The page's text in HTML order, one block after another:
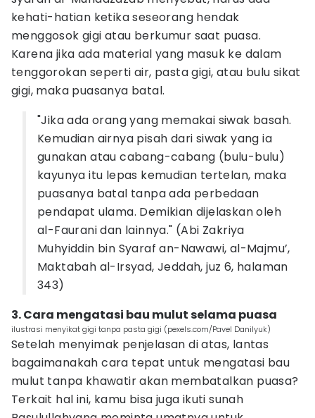
kehati-hatian ketika seseorang hendak
menggosok gigi atau berkumur saat puasa.
Karena jika ada material yang masuk ke dalam
tenggorokan seperti air, pasta gigi, atau bulu sikat
gigi, maka puasanya batal.
"Jika ada orang yang memakai siwak basah.
Kemudian airnya pisah dari siwak yang ia
gunakan atau cabang-cabang (bulu-bulu)
kayunya itu lepas kemudian tertelan, maka
puasanya batal tanpa ada perbedaan
pendapat ulama. Demikian dijelaskan oleh
al-Faurani dan lainnya." (Abi Zakriya
Muhyiddin bin Syaraf an-Nawawi, al-Majmu’,
Maktabah al-Irsyad, Jeddah, juz 6, halaman
343)
3. Cara mengatasi bau mulut selama puasa
ilustrasi menyikat gigi tanpa pasta gigi (pexels.com/Pavel Danilyuk)
Setelah menyimak penjelasan di atas, lantas
bagaimanakah cara tepat untuk mengatasi bau
mulut tanpa khawatir akan membatalkan puasa?
Terkait hal ini, kamu bisa juga ikuti sunah